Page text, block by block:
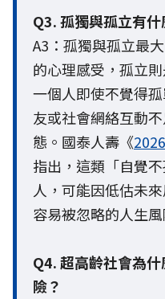
Q3. 孤獨與孤立有什
A3：孤獨與孤立最
的心理感受，孤立
一個人即使不覺得
友或社會網絡互動
態。國泰人壽《
指出，這類「自覺
人，可能因低估未
容易被忽略的人生風
Q4. 超高齡社會為
險？